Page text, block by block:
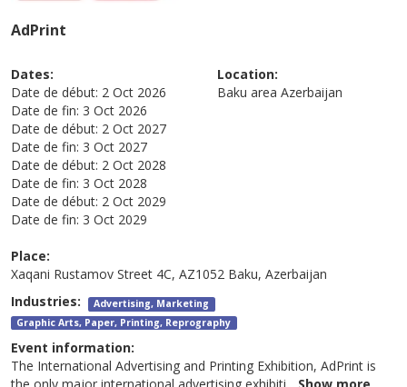
AdPrint
Dates:
Date de début: 2 Oct 2026
Date de fin: 3 Oct 2026
Date de début: 2 Oct 2027
Date de fin: 3 Oct 2027
Date de début: 2 Oct 2028
Date de fin: 3 Oct 2028
Date de début: 2 Oct 2029
Date de fin: 3 Oct 2029
Location:
Baku area Azerbaijan
Place:
Xaqani Rustamov Street 4C, AZ1052 Baku, Azerbaijan
Industries: Advertising, Marketing
Graphic Arts, Paper, Printing, Reprography
Event information:
The International Advertising and Printing Exhibition, AdPrint is